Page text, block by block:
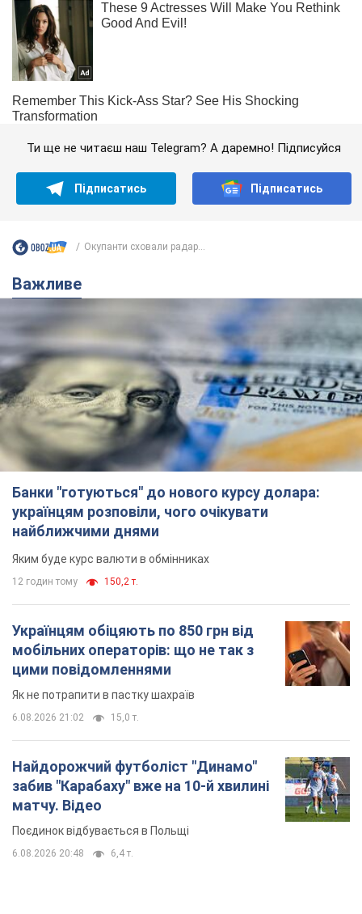
Ти ще не читаєш наш Telegram? А даремно! Підписуйся
Підписатись Підписатись
Окупанти сховали радар...
Важливе
Банки "готуються" до нового курсу долара:
українцям розповіли, чого очікувати
найближчими днями
Яким буде курс валюти в обмінниках
12 годин тому 150,2 т.
Українцям обіцяють по 850 грн від
мобільних операторів: що не так з
цими повідомленнями
Як не потрапити в пастку шахраїв
6.08.2026 21:02 15,0 т.
Найдорожчий футболіст "Динамо"
забив "Карабаху" вже на 10-й хвилині
матчу. Відео
Поєдинок відбувається в Польщі
6.08.2026 20:48 6,4 т.